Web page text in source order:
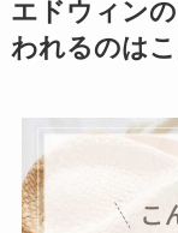
エドウィン
われるのは